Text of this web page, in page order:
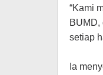
“Kami
BUMD,
setiap
Ia